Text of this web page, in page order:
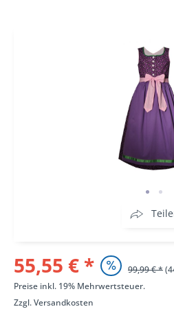
55,55 € * 99,99 € *
Preise inkl. 19% Mehrwertsteuer.
Zzgl.Versandkosten